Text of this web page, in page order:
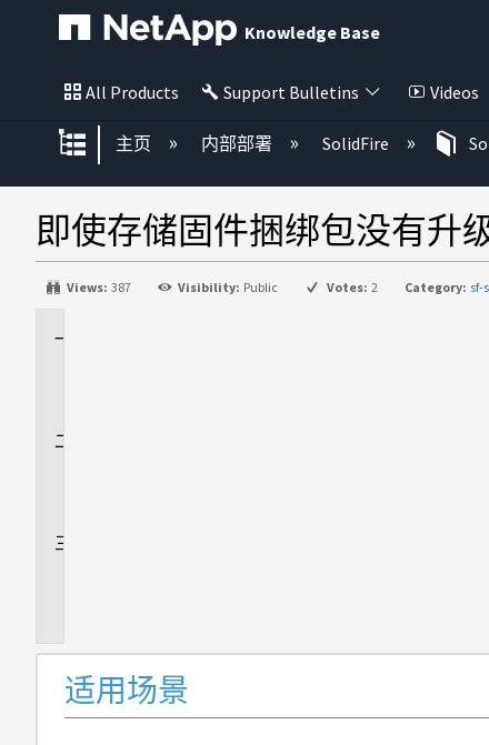
Knowledge Base
All Products Support Bulletins Videos
扩展/隐缩全局层次
主页 内部部署 SolidFire
即使存储固件捆绑包没有升
Views: 387 Visibility: Public Votes: 2 Category: sf-
适用场景